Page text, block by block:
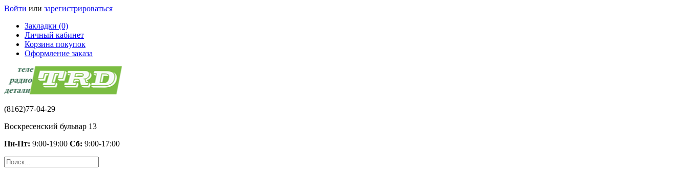
Войти или зарегистрироваться
Закладки (0)
Личный кабинет
Корзина покупок
Оформление заказа
(8162)77-04-29
Воскресенский бульвар 13
Пн-Пт: 9:00-19:00 Сб: 9:00-17:00